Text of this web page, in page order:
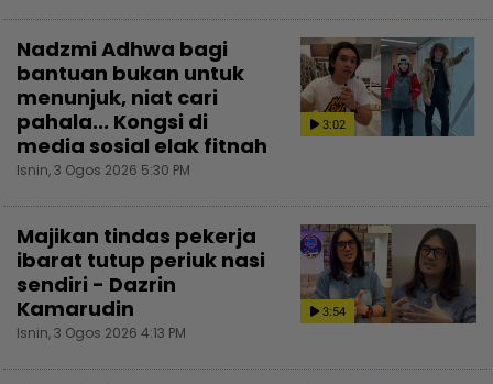
3:02
Nadzmi Adhwa bagi
bantuan bukan untuk
menunjuk, niat cari
pahala... Kongsi di
media sosial elak fitnah
Isnin, 3 Ogos 2026 5:30 PM
3:54
Majikan tindas pekerja
ibarat tutup periuk nasi
sendiri - Dazrin
Kamarudin
Isnin, 3 Ogos 2026 4:13 PM